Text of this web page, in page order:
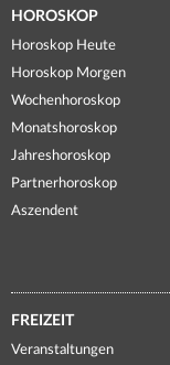
HOROSKOP
Horoskop Heute
Horoskop Morgen
Wochenhoroskop
Monatshoroskop
Jahreshoroskop
Partnerhoroskop
Aszendent
FREIZEIT
Veranstaltungen